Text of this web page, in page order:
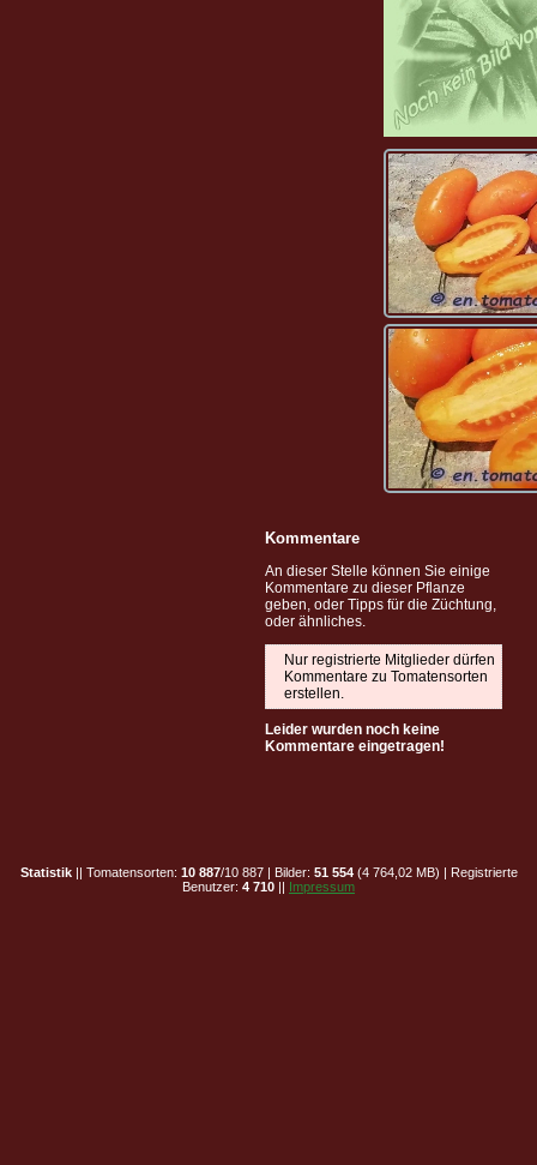
Kommentare
An dieser Stelle können Sie einige
Kommentare zu dieser Pflanze
geben, oder Tipps für die Züchtung,
oder ähnliches.
Nur registrierte Mitglieder dürfen
Kommentare zu Tomatensorten
erstellen.
Leider wurden noch keine
Kommentare eingetragen!
Statistik|| Tomatensorten: 10 887/10 887 | Bilder: 51 554(4 764,02 MB) | Registrierte
Benutzer: 4 710 || Impressum